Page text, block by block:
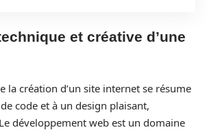
et créative d’une
la création d’un site internet se résume
code et à un design plaisant,
développement web est un domaine